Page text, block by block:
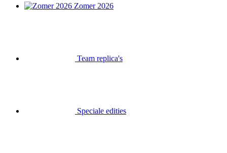
Zomer 2026
Team replica's
Speciale edities